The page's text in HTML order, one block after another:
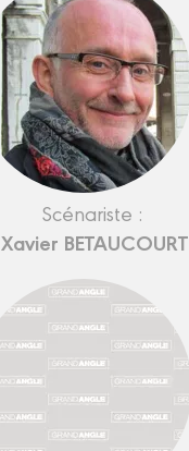
Scénariste :
Xavier BETAUCOURT